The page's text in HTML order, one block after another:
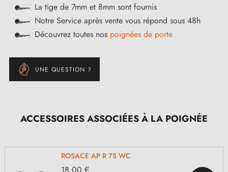
La tige de 7mm et 8mm sont fournis
Notre Service après vente vous répond sous 48h
Découvrez toutes nos poignées de porte
UNE QUESTION ?
ACCESSOIRES ASSOCIÉES À LA POIGNÉE
ROSACE AP R 7S WC